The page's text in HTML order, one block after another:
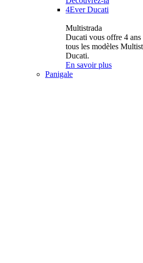
4Ever Ducati
Multistrada
Ducati vous offre 4
tous les modèles
Ducati.
En savoir plus
Panigale